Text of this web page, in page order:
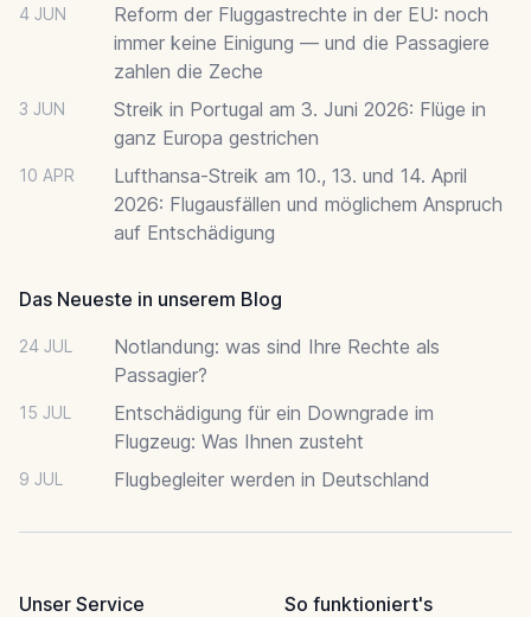
4 JUN
Reform der Fluggastrechte in der EU: noch
immer keine Einigung — und die Passagiere
zahlen die Zeche
3 JUN
Streik in Portugal am 3. Juni 2026: Flüge in
ganz Europa gestrichen
10 APR
Lufthansa-Streik am 10., 13. und 14. April
2026: Flugausfällen und möglichem Anspruch
auf Entschädigung
Das Neueste in unserem Blog
24 JUL
Notlandung: was sind Ihre Rechte als
Passagier?
15 JUL
Entschädigung für ein Downgrade im
Flugzeug: Was Ihnen zusteht
9 JUL Flugbegleiter werden in Deutschland
Unser Service
So funktioniert's